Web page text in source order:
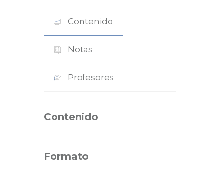
Contenido
Notas
Profesores
Contenido
Formato